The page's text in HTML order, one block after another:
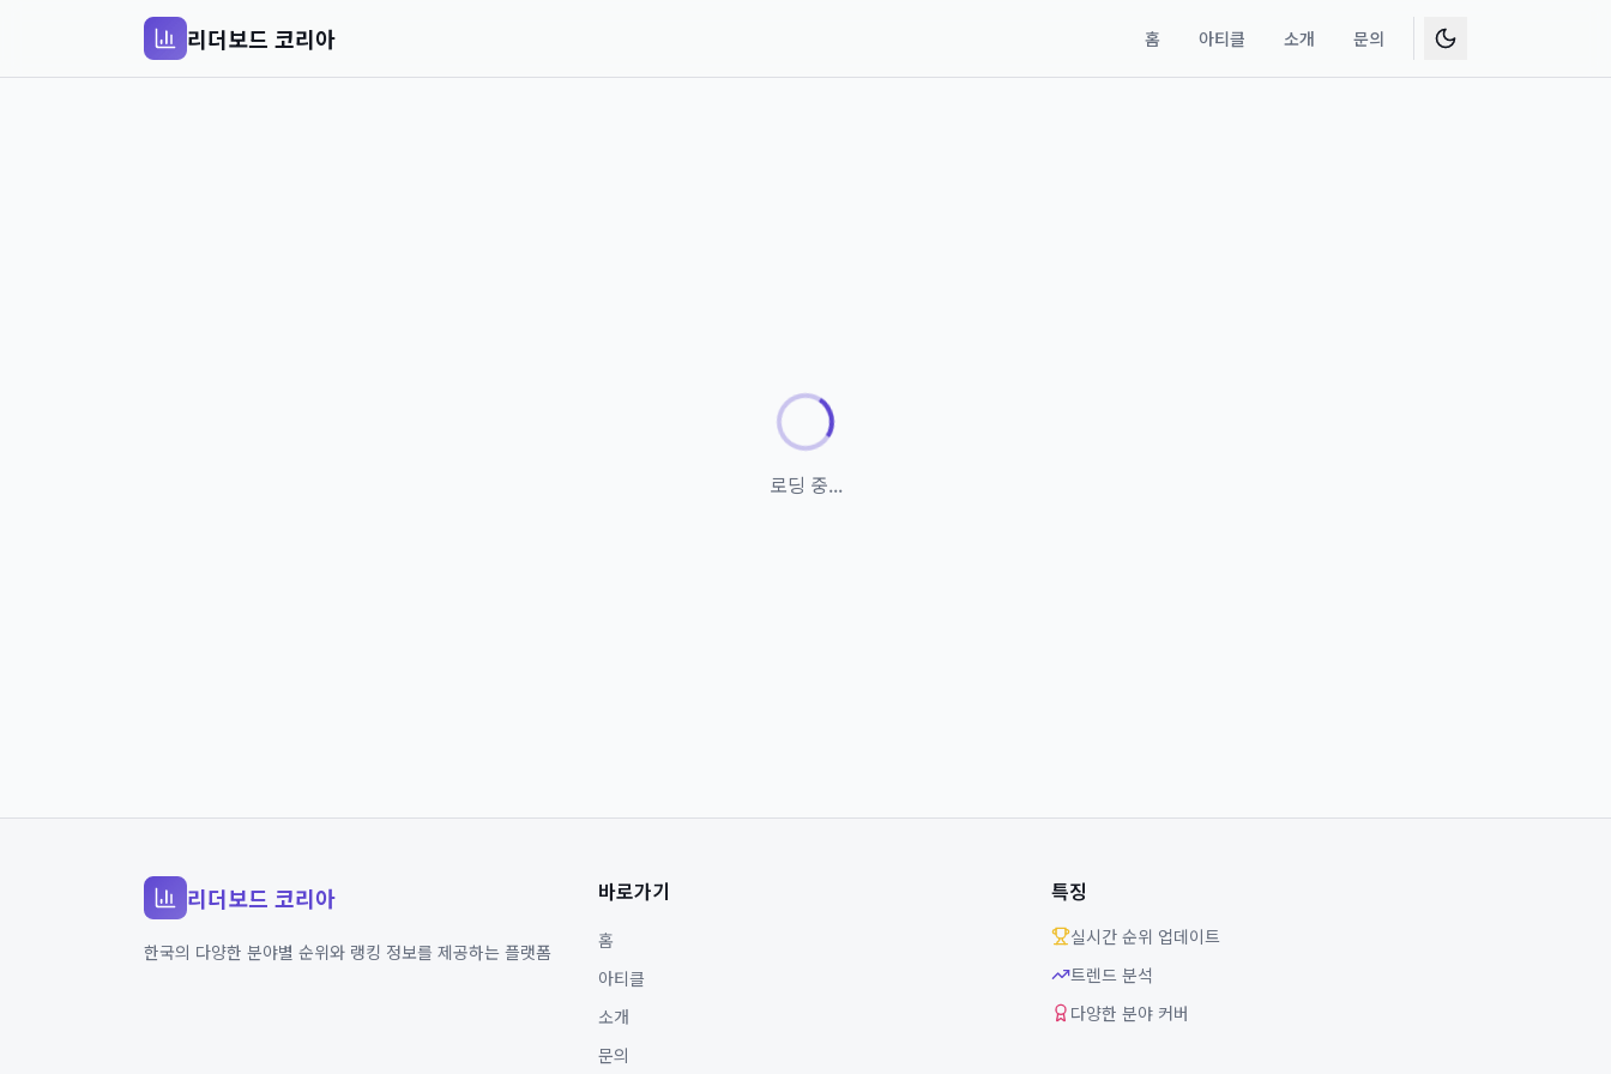
리더보드 코리아 홈 아티클 소개 문의
로딩 중...
리더보드 코리아
한국의 다양한 분야별 순위와 랭킹 정보를 제공하는 플랫폼
바로가기
홈
아티클
소개
문의
특징
실시간 순위 업데이트
트렌드 분석
다양한 분야 커버